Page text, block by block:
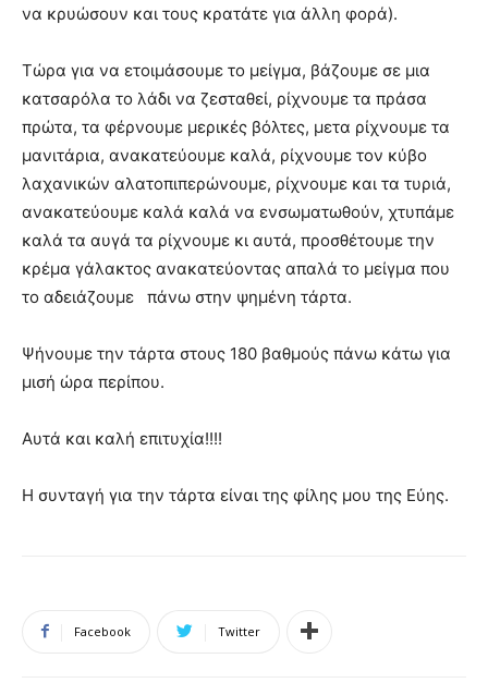
να κρυώσουν και τους κρατάτε για άλλη φορά).
Τώρα για να ετοιμάσουμε το μείγμα, βάζουμε σε μια
κατσαρόλα το λάδι να ζεσταθεί, ρίχνουμε τα πράσα
πρώτα, τα φέρνουμε μερικές βόλτες, μετα ρίχνουμε τα
μανιτάρια, ανακατεύουμε καλά, ρίχνουμε τον κύβο
λαχανικών αλατοπιπερώνουμε, ρίχνουμε και τα τυριά,
ανακατεύουμε καλά καλά να ενσωματωθούν, χτυπάμε
καλά τα αυγά τα ρίχνουμε κι αυτά, προσθέτουμε την
κρέμα γάλακτος ανακατεύοντας απαλά το μείγμα που
το αδειάζουμε πάνω στην ψημένη τάρτα.
Ψήνουμε την τάρτα στους 180 βαθμούς πάνω κάτω για
μισή ώρα περίπου.
Αυτά και καλή επιτυχία!!!!
Η συνταγή για την τάρτα είναι της φίλης μου της Εύης.
Facebook Twitter